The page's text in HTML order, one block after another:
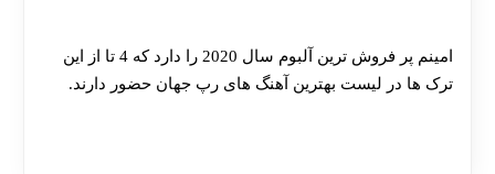
امینم پر فروش ترین آلبوم سال 2020 را دارد که 4 تا از این
ترک ها در لیست بهترین آهنگ های رپ جهان حضور دارند.